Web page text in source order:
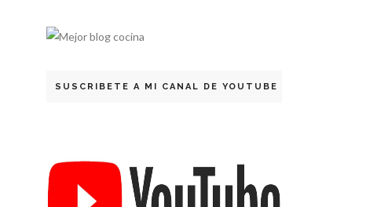
SUSCRIBETE A MI CANAL DE YOUTUBE